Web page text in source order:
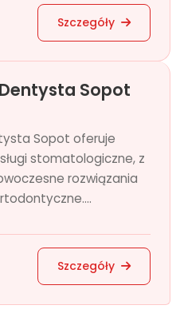
Szczegóły
Sopot
Sopot oferuje
stomatologiczne, z
rozwiązania
Szczegóły